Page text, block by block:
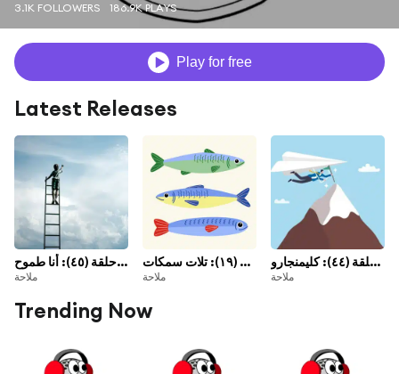
3.1K FOLLOWERS 186.9K PLAYS
Play for free
Latest Releases
ايه الكلاكس // حلقة (٤٥): أنا طموح
ملاحة
عواميد // الموسم الخامس // حلقة (١٩): تلات سمكات
ملاحة
ايه الكلاكس // حلقة (٤٤): كليمنجارو
ملاحة
Trending Now